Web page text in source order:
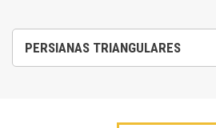
PERSIANAS TRIANGULARES